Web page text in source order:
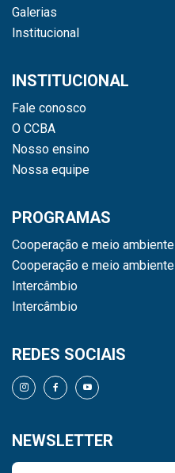
Galerias
Institucional
INSTITUCIONAL
Fale conosco
O CCBA
Nosso ensino
Nossa equipe
PROGRAMAS
Cooperação e meio ambiente
Cooperação e meio ambiente
Intercâmbio
Intercâmbio
REDES SOCIAIS
NEWSLETTER